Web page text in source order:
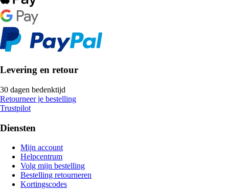
Levering en retour
30 dagen bedenktijd
Retourneer je bestelling
Trustpilot
Diensten
Mijn account
Helpcentrum
Volg mijn bestelling
Bestelling retourneren
Kortingscodes